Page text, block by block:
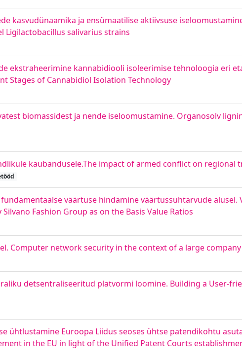
kasvudünaamika ja ensümaatilise aktiivsuse
Ligilactobacillus salivarius strains
ekstraheerimine kannabidiooli isoleerimise tehnoloogia eri
Stages of Cannabidiol Isolation Technology
biomassidest ja nende iseloomustamine. Organosolv
kaubandusele.The impact of armed conflict on regional
väärtuse hindamine väärtussuhtarvude alusel.
Fashion Group as on the Basis Value Ratios
Computer network security in the context of a large company
detsentraliseeritud platvormi loomine. Building a User-
ühtlustamine Euroopa Liidus seoses ühtse patendikohtu
in the EU in light of the Unified Patent Courts